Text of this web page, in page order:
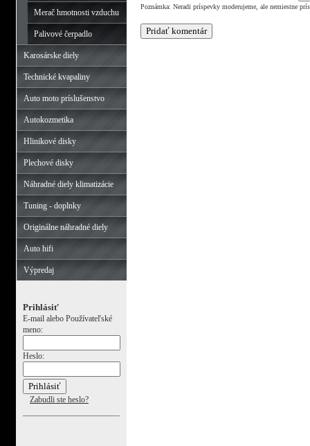
Merač hmotnosti vzduchu
Palivové čerpadlo
Karosárske diely
Technické kvapaliny
Auto moto príslušenstvo
Autokozmetika
Hlinikové disky
Plechové disky
Náhradné diely klimatizácie
Tuning - doplnky
Originálne náhradné diely
Auto hifi
Výpredaj
Prihlásiť
E-mail alebo Používateľské
meno:
Heslo:
Zabudli ste heslo?
Poznámka: Neradi príspevky moderujeme, ale nemiestne